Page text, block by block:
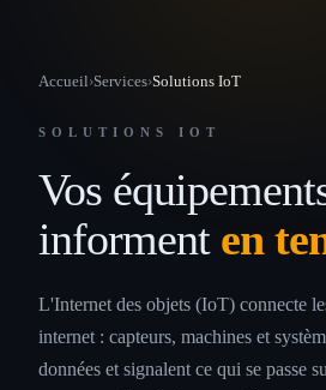
Accueil›Services›Solutions IoT
SOLUTIONS IOT
Vos
informent en
L'Internet des objets (IoT) connecte
internet : capteurs, machines et
données et signalent ce qui se passe